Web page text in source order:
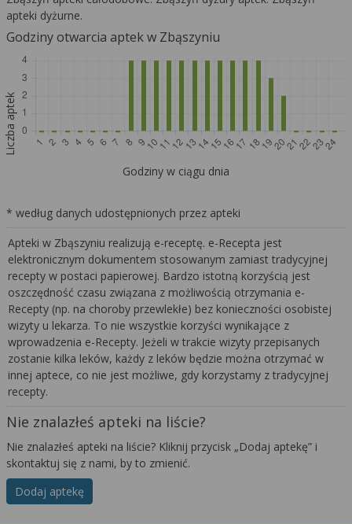
apteki dyżurne.
Godziny otwarcia aptek w Zbąszyniu
Liczba aptek
Godziny w ciągu dnia
* według danych udostępnionych przez apteki
Apteki w Zbąszyniu realizują e-receptę. e-Recepta jest
elektronicznym dokumentem stosowanym zamiast tradycyjnej
recepty w postaci papierowej. Bardzo istotną korzyścią jest
oszczędność czasu związana z możliwością otrzymania e-
Recepty (np. na choroby przewlekłe) bez konieczności osobistej
wizyty u lekarza. To nie wszystkie korzyści wynikające z
wprowadzenia e-Recepty. Jeżeli w trakcie wizyty przepisanych
zostanie kilka leków, każdy z leków będzie można otrzymać w
innej aptece, co nie jest możliwe, gdy korzystamy z tradycyjnej
recepty.
Nie znalazłeś apteki na liście?
Nie znalazłeś apteki na liście? Kliknij przycisk „Dodaj aptekę” i
skontaktuj się z nami, by to zmienić.
Dodaj aptekę